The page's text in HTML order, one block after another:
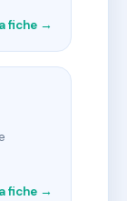
fiche →
fiche →